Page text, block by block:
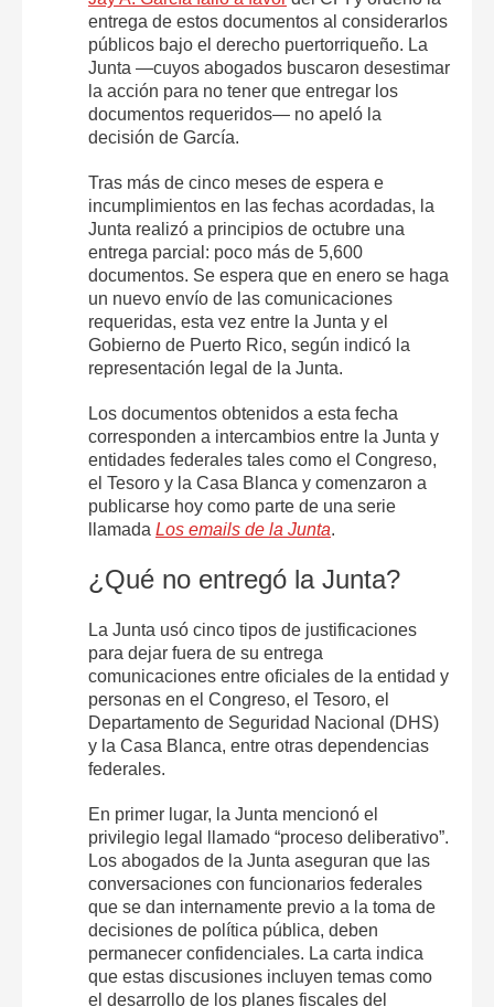
entrega de estos documentos al considerarlos
públicos bajo el derecho puertorriqueño. La
Junta —cuyos abogados buscaron desestimar
la acción para no tener que entregar los
documentos requeridos— no apeló la
decisión de García.
Tras más de cinco meses de espera e
incumplimientos en las fechas acordadas, la
Junta realizó a principios de octubre una
entrega parcial: poco más de 5,600
documentos. Se espera que en enero se haga
un nuevo envío de las comunicaciones
requeridas, esta vez entre la Junta y el
Gobierno de Puerto Rico, según indicó la
representación legal de la Junta.
Los documentos obtenidos a esta fecha
corresponden a intercambios entre la Junta y
entidades federales tales como el Congreso,
el Tesoro y la Casa Blanca y comenzaron a
publicarse hoy como parte de una serie
llamada Los emails de la Junta.
¿Qué no entregó la Junta?
La Junta usó cinco tipos de justificaciones
para dejar fuera de su entrega
comunicaciones entre oficiales de la entidad y
personas en el Congreso, el Tesoro, el
Departamento de Seguridad Nacional (DHS)
y la Casa Blanca, entre otras dependencias
federales.
En primer lugar, la Junta mencionó el
privilegio legal llamado “proceso deliberativo”.
Los abogados de la Junta aseguran que las
conversaciones con funcionarios federales
que se dan internamente previo a la toma de
decisiones de política pública, deben
permanecer confidenciales. La carta indica
que estas discusiones incluyen temas como
el desarrollo de los planes fiscales del